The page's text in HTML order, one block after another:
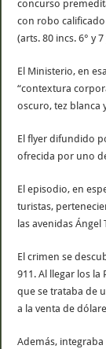
concurso
con robo
(arts. 80 incs. 6° y
El Ministerio, en
“contextura
oscuro, tez blanca
El flyer difundido
ofrecida por uno
El episodio, en
turistas,
las avenidas
El crimen se
911. Al llegar los
que se trataba de
a la venta de
Además,